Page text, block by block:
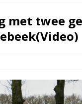
met twee